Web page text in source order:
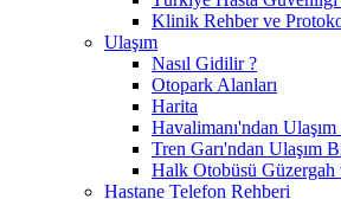
Klinik Rehber ve
Ulaşım
Nasıl Gidilir ?
Otopark Alanları
Harita
Havalimanı'ndan
Tren Garı'ndan Ulaşım
Halk Otobüsü
Hastane Telefon Rehberi